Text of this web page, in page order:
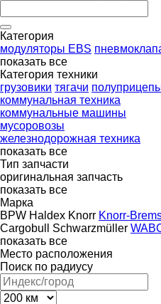
Категория
модуляторы EBS
показать все
Категория техники
грузовики тягачи
коммунальная техника
коммунальные машины
мусоровозы
железнодорожная техника
показать все
Тип запчасти
оригинальная запчасть
показать все
Марка
BPW Haldex Knorr Knorr-
Cargobull
Schwarzmüller
показать все
Место расположения
Поиск по радиусу